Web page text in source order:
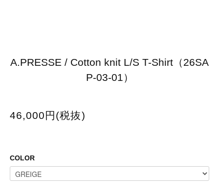
A.PRESSE / Cotton knit L/S T-Shirt（26SA
P-03-01）
46,000円(税抜)
COLOR